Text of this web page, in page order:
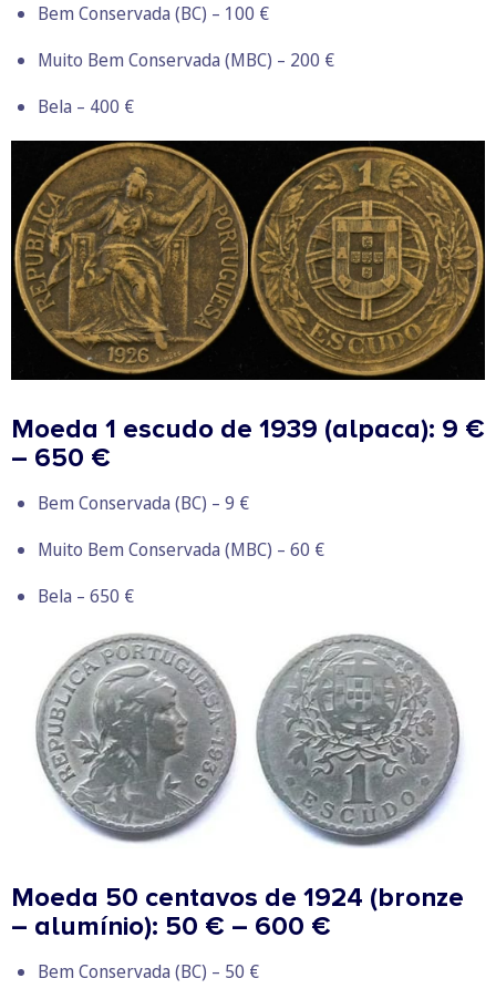
Bem Conservada (BC) – 100 €
Muito Bem Conservada (MBC) – 200 €
Bela – 400 €
Moeda 1 escudo de 1939 (alpaca): 9 €
– 650 €
Bem Conservada (BC) – 9 €
Muito Bem Conservada (MBC) – 60 €
Bela – 650 €
Moeda 50 centavos de 1924 (bronze
– alumínio): 50 € – 600 €
Bem Conservada (BC) – 50 €